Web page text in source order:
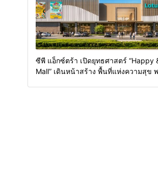
ซีพี แอ็กซ์ตร้า เปิดยุทธศาสตร์ “Happy
Mall” เดินหน้าสร้าง พื้นที่แห่งความสุข